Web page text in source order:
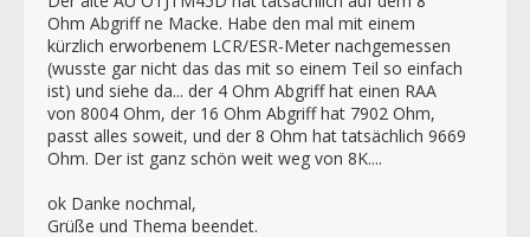
Ohm Abgriff ne Macke. Habe den mal mit einem
kürzlich erworbenem LCR/ESR-Meter nachgemessen
(wusste gar nicht das das mit so einem Teil so einfach
ist) und siehe da... der 4 Ohm Abgriff hat einen RAA
von 8004 Ohm, der 16 Ohm Abgriff hat 7902 Ohm,
passt alles soweit, und der 8 Ohm hat tatsächlich 9669
Ohm. Der ist ganz schön weit weg von 8K....
ok Danke nochmal,
Grüße und Thema beendet.